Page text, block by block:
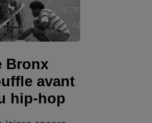
Bronx
avant
hip-hop